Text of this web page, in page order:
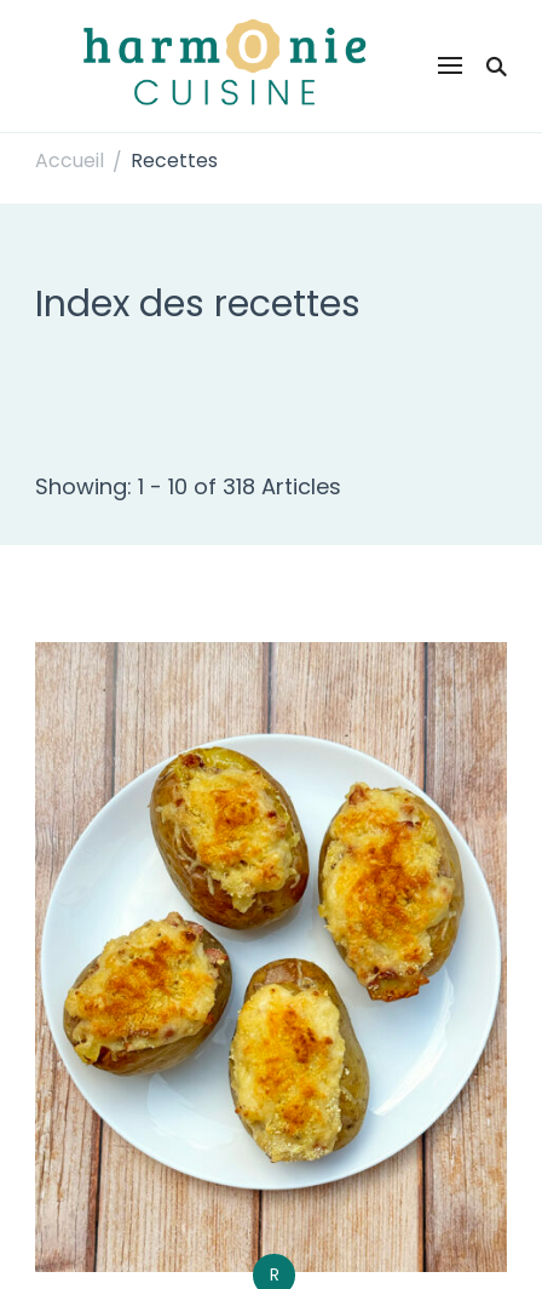
Harmonie Cuisine
Accueil / Recettes
Index des recettes
Showing: 1 - 10 of 318 Articles
R